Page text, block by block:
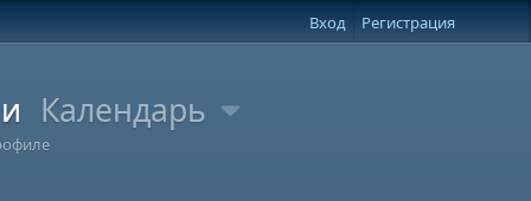
Вход Регистрация
Календарь